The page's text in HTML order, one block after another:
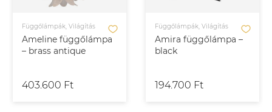
Ameline függőlámpa
– brass antique
Függőlámpák, Világítás
403.600 Ft
Amira függőlámpa –
black
Függőlámpák, Világítás
194.700 Ft